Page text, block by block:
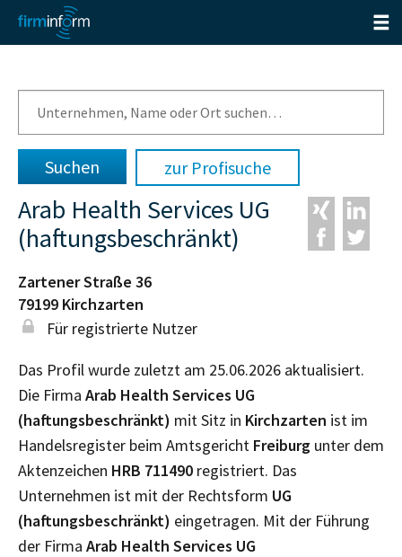
zur Profisuche
Arab Health Services UG
(haftungsbeschränkt)
Zartener Straße 36
79199 Kirchzarten
Für registrierte Nutzer
Das Profil wurde zuletzt am 25.06.2026 aktualisiert.
Die Firma Arab Health Services UG
(haftungsbeschränkt) mit Sitz in Kirchzarten ist im
Handelsregister beim Amtsgericht Freiburg unter dem
Aktenzeichen HRB 711490 registriert. Das
Unternehmen ist mit der Rechtsform UG
(haftungsbeschränkt) eingetragen. Mit der Führung
der Firma Arab Health Services UG